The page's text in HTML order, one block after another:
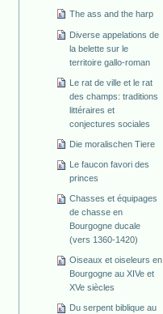
The ass and the harp
Diverse appelations de
la belette sur le
territoire gallo-roman
Le rat de ville et le rat
des champs: traditions
littéraires et
conjectures sociales
Die moralischen Tiere
Le faucon favori des
princes
Chasses et équipages
de chasse en
Bourgogne ducale
(vers 1360-1420)
Oiseaux et oiseleurs en
Bourgogne au XIVe et
XVe siècles
Du serpent biblique au